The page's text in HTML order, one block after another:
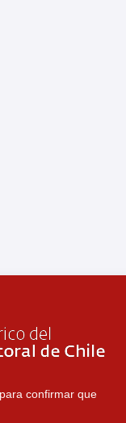
confirmar que